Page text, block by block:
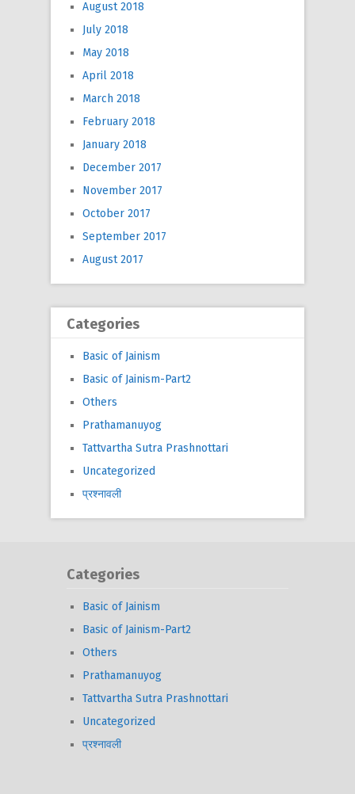
August 2018
July 2018
May 2018
April 2018
March 2018
February 2018
January 2018
December 2017
November 2017
October 2017
September 2017
August 2017
Categories
Basic of Jainism
Basic of Jainism-Part2
Others
Prathamanuyog
Tattvartha Sutra Prashnottari
Uncategorized
प्रश्नावली
Categories
Basic of Jainism
Basic of Jainism-Part2
Others
Prathamanuyog
Tattvartha Sutra Prashnottari
Uncategorized
प्रश्नावली